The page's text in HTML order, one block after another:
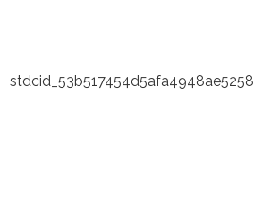
stdcid_53b517454d5afa4948ae5258